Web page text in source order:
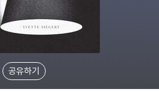
공유하기